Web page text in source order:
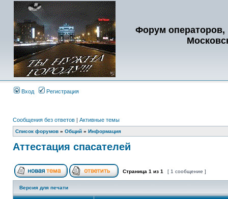
Форум операторов,
Вход Регистрация
Сообщения без ответов | Активные темы
Список форумов » Общий » Информация
Аттестация спасателей
Страница 1 из 1 [ 1 сообщение ]
Версия для печати